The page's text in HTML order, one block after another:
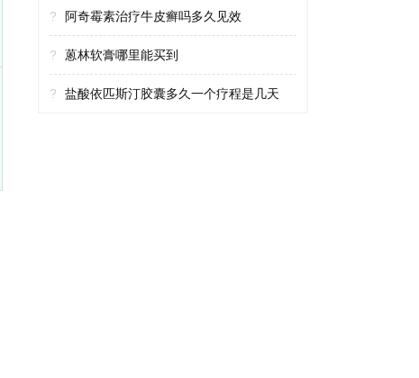
? 阿奇霉素治疗牛皮癣吗多久见效
? 蒽林软膏哪里能买到
? 盐酸依匹斯汀胶囊多久一个疗程是几天